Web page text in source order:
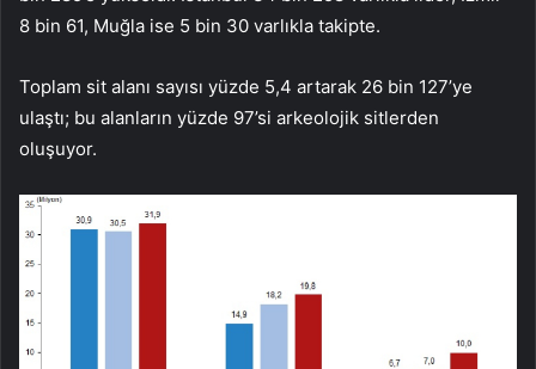
8 bin 61, Muğla ise 5 bin 30 varlıkla takipte.
Toplam sit alanı sayısı yüzde 5,4 artarak 26 bin 127’ye
ulaştı; bu alanların yüzde 97’si arkeolojik sitlerden
oluşuyor.